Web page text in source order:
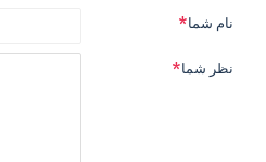
نام شما
نظر شما